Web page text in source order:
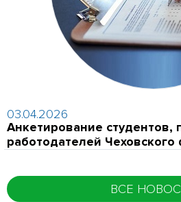
03.04.2026
Анкетирование студентов,
работодателей
ВСЕ